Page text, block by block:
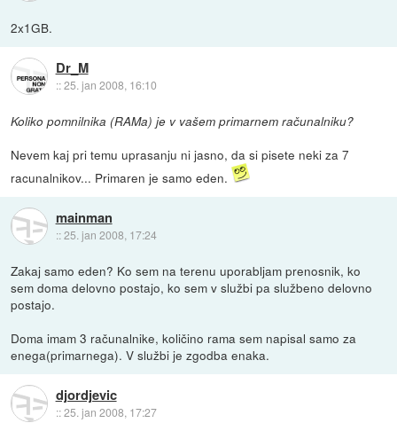
2x1GB.
Dr_M
::25. jan 2008, 16:10
Koliko pomnilnika (RAMa) je v vašem primarnem računalniku?
Nevem kaj pri temu uprasanju ni jasno, da si pisete neki za 7
racunalnikov... Primaren je samo eden.
mainman
::25. jan 2008, 17:24
Zakaj samo eden? Ko sem na terenu uporabljam prenosnik, ko
sem doma delovno postajo, ko sem v službi pa službeno delovno
postajo.
Doma imam 3 računalnike, količino rama sem napisal samo za
enega(primarnega). V službi je zgodba enaka.
djordjevic
::25. jan 2008, 17:27